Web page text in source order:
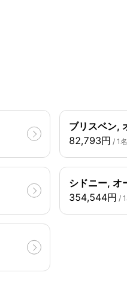
ブリスベン,
82,793円 / 1
シドニー, オ
354,544円 /